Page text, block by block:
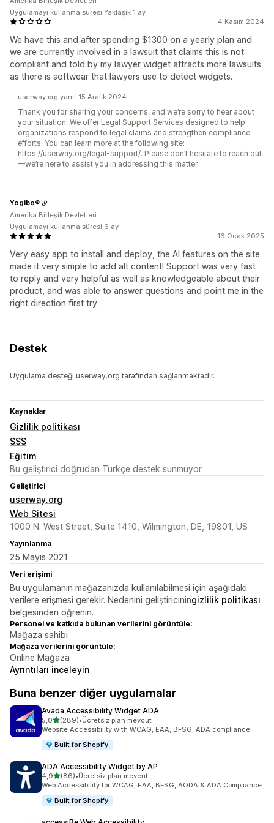
4 Kasım 2024
We have this and after spending $1300 on a yearly plan and
we are currently involved in a lawsuit that claims this is not
compliant and told by my lawyer widget attracts more lawsuits
as there is softwear that lawyers use to detect widgets.
Uygulamayı kullanma süresi:Yaklaşık 1 ay
userway.org yanıt 15 Aralık 2024
Thank you for sharing your concerns, and we’re sorry to hear about
your situation. We offer Legal Support Services designed to help
organizations respond to legal claims and strengthen compliance
efforts. You can learn more at the following site:
https://userway.org/legal-support/. Please don’t hesitate to reach out
—we’re here to assist you in addressing this matter.
16 Ocak 2025
Very easy app to install and deploy, the AI features on the site
made it very simple to add alt content! Support was very fast
to reply and very helpful as well as knowledgeable about their
product, and was able to answer questions and point me in the
right direction first try.
Yogibo®
Amerika Birleşik Devletleri
Uygulamayı kullanma süresi:6 ay
Destek
Uygulama desteği userway.org tarafından sağlanmaktadır.
Kaynaklar
Gizlilik politikası
SSS
Eğitim
Bu geliştirici doğrudan Türkçe destek sunmuyor.
Geliştirici
userway.org
Web Sitesi
1000 N. West Street, Suite 1410, Wilmington, DE, 19801, US
Yayınlanma
25 Mayıs 2021
Veri erişimi
Bu uygulamanın mağazanızda kullanılabilmesi için aşağıdaki
verilere erişmesi gerekir. Nedenini geliştiriciningizlilik politikası
belgesinden öğrenin.
Personel ve katkıda bulunan verilerini görüntüle:
Mağaza sahibi
Mağaza verilerini görüntüle:
Online Mağaza
Ayrıntıları inceleyin
Buna benzer diğer uygulamalar
Avada Accessibility Widget ADA
5,05 yıldız üzerinden
(289)
toplam 289 değerlendirme
•Ücretsiz plan mevcut
Website Accessibility with WCAG, EAA, BFSG, ADA compliance
Built for Shopify
ADA Accessibility Widget by AP
4,95 yıldız üzerinden
(86)
toplam 86 değerlendirme
•Ücretsiz plan mevcut
Web Accessibility for WCAG, EAA, BFSG, AODA & ADA Compliance.
Built for Shopify